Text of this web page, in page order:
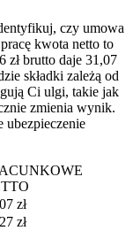
czy umowa
kwota netto to
zł brutto daje 31,07
składki zależą od
Ci ulgi, takie jak
zmienia wynik.
ubezpieczenie
zł
zł